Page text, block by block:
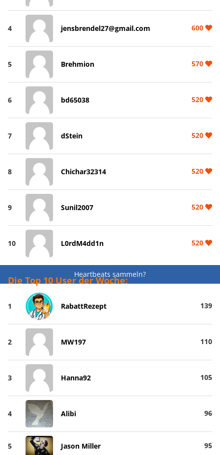
4 jensbrendel27@gmail.com 600
5 Brehmion 570
6 bd65038 520
7 dStein 520
8 Chichar32314 520
9 Sunil2007 520
10 L0rdM4dd1n 520
Heartbeats sammeln?
Die Top 10 User der Woche:
1 RabattRezept 139
2 MW197 110
3 Hanna92 105
4 Alibi 96
5 Jason Miller 95